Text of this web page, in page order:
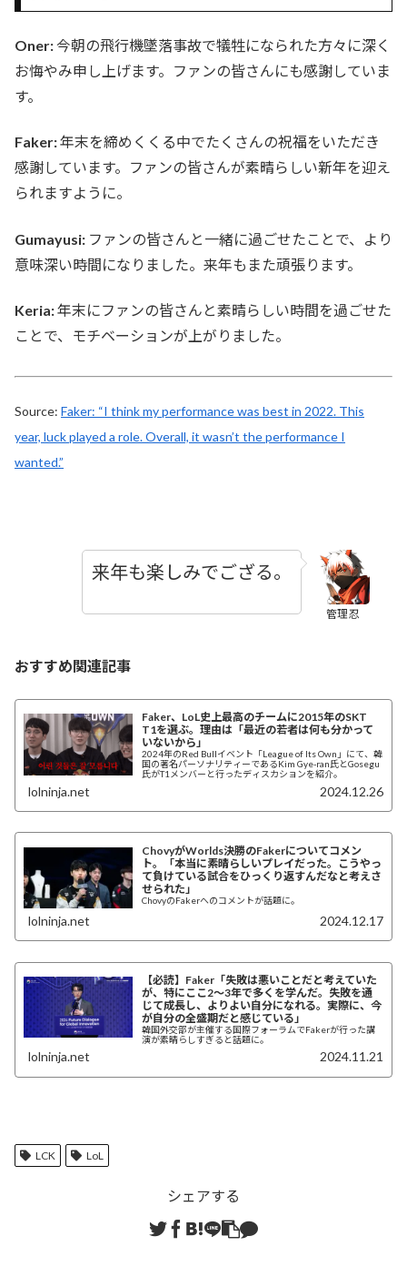
Oner:今朝の飛行機墜落事故で犠牲になられた方々に深く
お悔やみ申し上げます。ファンの皆さんにも感謝していま
す。
Faker:年末を締めくくる中でたくさんの祝福をいただき
感謝しています。ファンの皆さんが素晴らしい新年を迎え
られますように。
Gumayusi: ファンの皆さんと一緒に過ごせたことで、より
意味深い時間になりました。来年もまた頑張ります。
Keria:年末にファンの皆さんと素晴らしい時間を過ごせた
ことで、モチベーションが上がりました。
Source: Faker: “I think my performance was best in 2022. This
year, luck played a role. Overall, it wasn’t the performance I
wanted.”
管理忍
来年も楽しみでござる。
おすすめ関連記事
Faker、LoL史上最高のチームに2015年のSKT
T1を選ぶ。理由は「最近の若者は何も分かって
いないから」
2024年のRed Bullイベント「League of Its Own」にて、韓
国の著名パーソナリティーであるKim Gye-ran氏とGosegu
氏がT1メンバーと行ったディスカションを紹介。
lolninja.net 2024.12.26
ChovyがWorlds決勝のFakerについてコメン
ト。「本当に素晴らしいプレイだった。こうやっ
て負けている試合をひっくり返すんだなと考えさ
せられた」
ChovyのFakerへのコメントが話題に。
lolninja.net 2024.12.17
【必読】Faker「失敗は悪いことだと考えていた
が、特にここ2～3年で多くを学んだ。失敗を通
じて成長し、よりよい自分になれる。実際に、今
が自分の全盛期だと感じている」
韓国外交部が主催する国際フォーラムでFakerが行った講
演が素晴らしすぎると話題に。
lolninja.net 2024.11.21
LCK LoL
シェアする